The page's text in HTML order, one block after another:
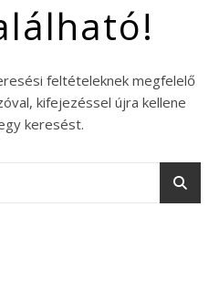
feltételeknek megfelelő
kifejezéssel újra kellene
keresést.